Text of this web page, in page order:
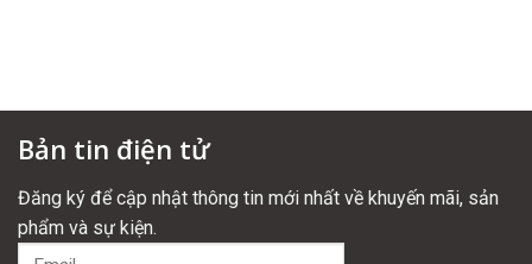
Bản tin điện tử
Đăng ký để cập nhật thông tin mới nhất về khuyến mãi, sản
phẩm và sự kiện.